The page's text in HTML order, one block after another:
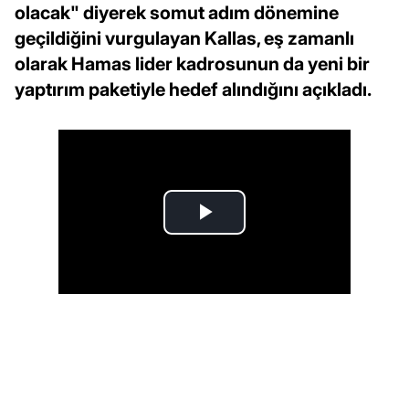
olacak" diyerek somut adım dönemine
geçildiğini vurgulayan Kallas, eş zamanlı
olarak Hamas lider kadrosunun da yeni bir
yaptırım paketiyle hedef alındığını açıkladı.